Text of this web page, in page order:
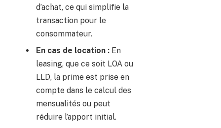
d’achat, ce qui simplifie la
transaction pour le
consommateur.
En cas de location : En
leasing, que ce soit LOA ou
LLD, la prime est prise en
compte dans le calcul des
mensualités ou peut
réduire l’apport initial.